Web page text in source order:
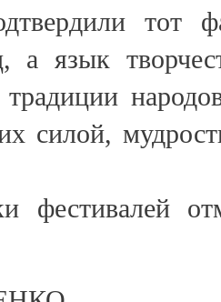
тот
а язык
их силой,
фестивалей